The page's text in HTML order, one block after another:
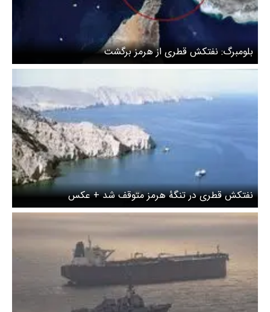
بلومبرگ: نفتکش قطری از هرمز برگشت
نفتکش قطری در تنگهٔ هرمز متوقف شد + عکس